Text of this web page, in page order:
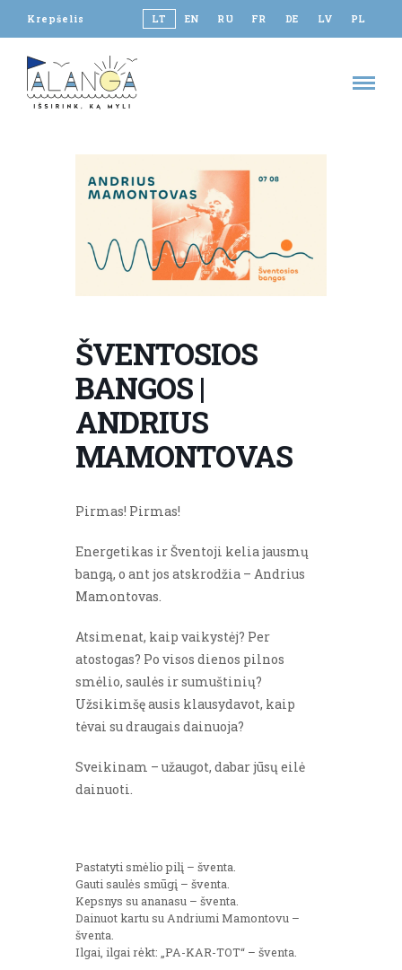
Krepšelis LT EN RU FR DE LV PL
ŠVENTOSIOS
BANGOS |
ANDRIUS
MAMONTOVAS
Pirmas! Pirmas!
Energetikas ir Šventoji kelia jausmų
bangą, o ant jos atskrodžia – Andrius
Mamontovas.
Atsimenat, kaip vaikystėj? Per
atostogas? Po visos dienos pilnos
smėlio, saulės ir sumuštinių?
Užsikimšę ausis klausydavot, kaip
tėvai su draugais dainuoja?
Sveikinam – užaugot, dabar jūsų eilė
dainuoti.
Pastatyti smėlio pilį – šventa.
Gauti saulės smūgį – šventa.
Kepsnys su ananasu – šventa.
Dainuot kartu su Andriumi Mamontovu –
šventa.
Ilgai, ilgai rėkt: „PA-KAR-TOT“ – šventa.